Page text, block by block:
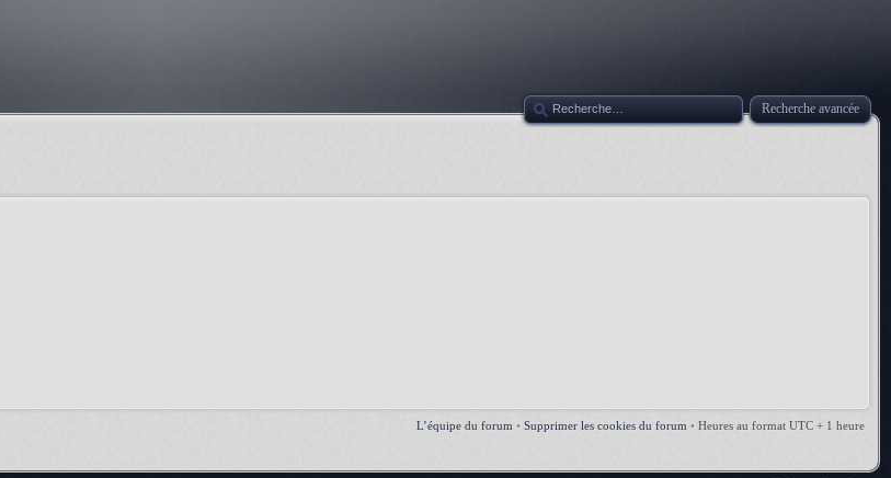
Recherche avancée
L’équipe du forum • Supprimer les cookies du forum • Heures au format UTC + 1 heure